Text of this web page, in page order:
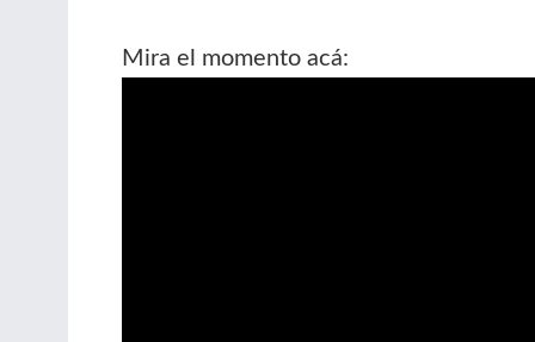
Mira el momento acá: